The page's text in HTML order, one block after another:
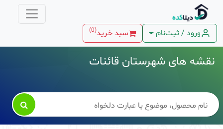
ورود / ثبت‌نام سبد خرید(
0
)
نقشه های شهرستان قائنات
